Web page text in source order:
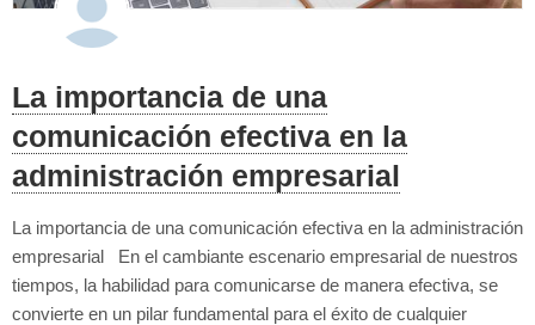
La importancia de una
comunicación efectiva en la
administración empresarial
La importancia de una comunicación efectiva en la administración
empresarial En el cambiante escenario empresarial de nuestros
tiempos, la habilidad para comunicarse de manera efectiva, se
convierte en un pilar fundamental para el éxito de cualquier